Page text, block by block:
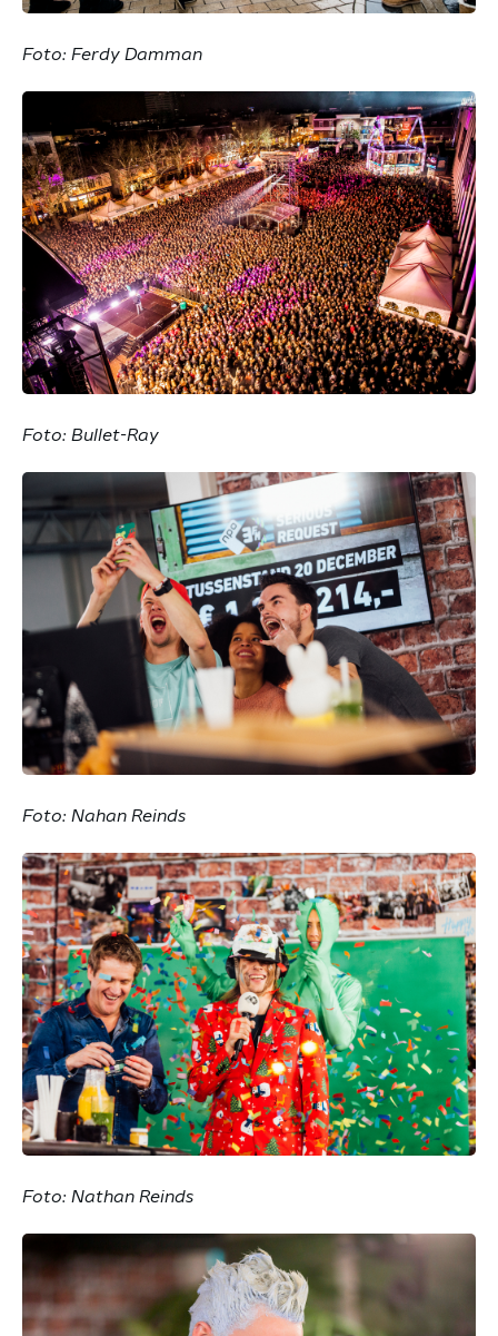
Foto: Ferdy Damman
Foto: Bullet-Ray
Foto: Nahan Reinds
Foto: Nathan Reinds